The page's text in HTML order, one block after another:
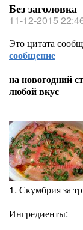
Без заголовка
11-12-2015
Это цитата
сообщение
на новогодний
любой вкус
1. Скумбрия за
Ингредиенты: